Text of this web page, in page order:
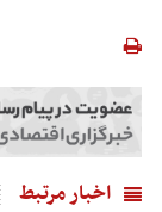
اخبار مرتبط